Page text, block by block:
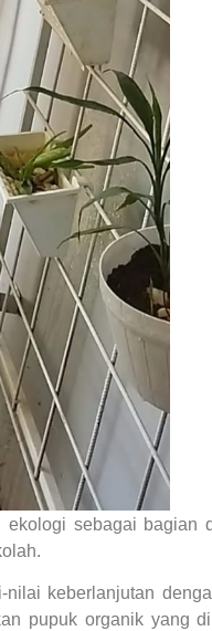
sebagai bagian
keberlanjutan
pupuk organik yang